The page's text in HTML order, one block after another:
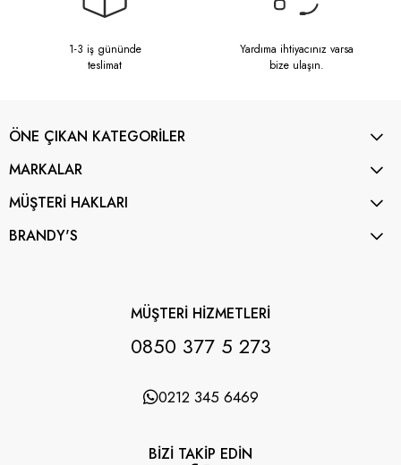
1-3 iş gününde
teslimat
Yardıma ihtiyacınız varsa
bize ulaşın.
ÖNE ÇIKAN KATEGORİLER
MARKALAR
MÜŞTERİ HAKLARI
BRANDY'S
MÜŞTERİ HİZMETLERİ
0850 377 5 273
0212 345 6469
BİZİ TAKİP EDİN